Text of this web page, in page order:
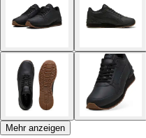
Mehr anzeigen